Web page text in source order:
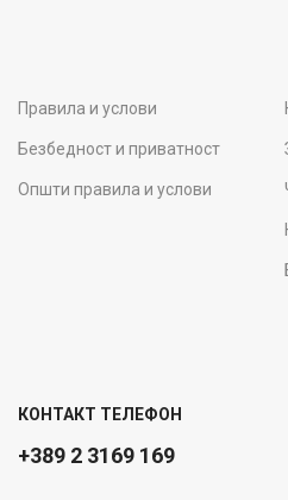
Правила и услови
Безбедност и приватност
Општи правила и услови
КОНТАКТ ТЕЛЕФОН
+389 2 3169 169